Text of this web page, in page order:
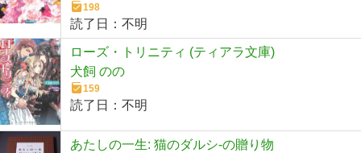
198
読了日： 不明
ローズ・トリニティ (ティアラ文庫)
犬飼 のの
159
読了日： 不明
あたしの一生: 猫のダルシ-の贈り物